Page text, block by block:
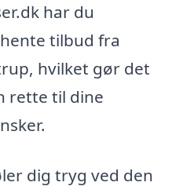
har du
tilbud fra
hvilket gør det
rette til dine
dig tryg ved den